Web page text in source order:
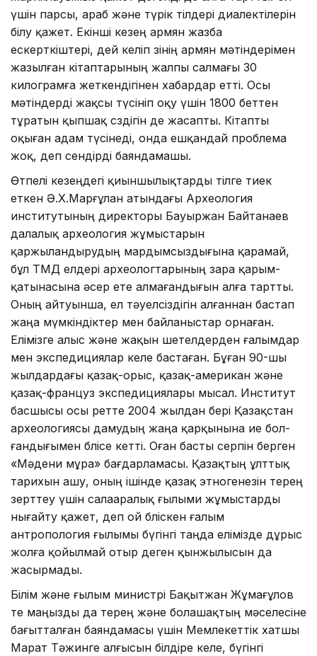
үшін парсы, араб және түрік тілдері диалектілерін
білу қажет. Екінші кезең армян жазба
ескерткіштері, дей келіп өзінің армян мәтіндерімен
жазылған кітаптарының жалпы салмағы 30
килограмға жет­кен­дігінен хабардар етті. Осы
мәтіндерді жақсы түсініп оқу үшін 1800 беттен
тұратын қыпшақ сөздігін де жасапты. Кітапты
оқыған адам түсінеді, онда ешқандай проблема
жоқ, деп сендірді баяндамашы.
Өтпелі кезеңдегі қиыншылықтарды тілге тиек
еткен Ә.Х.Марғұлан атындағы Археология
институтының директоры Бауыржан Байтанаев
далалық археология жұмыстарын
қаржыландырудың мардымсыздығына қарамай,
бұл ТМД елдері археологтарының өзара қарым-
қатынасына әсер ете алмағандығын алға тартты.
Оның айтуынша, ел тәуелсіздігін алғаннан бастап
жаңа мүмкіндіктер мен байланыстар орнаған.
Елімізге алыс және жақын шетелдерден ғалымдар
мен экспедициялар келе бастаған. Бұған 90-шы
жылдардағы қазақ-орыс, қазақ-американ және
қазақ-француз экспедициялары мысал. Институт
басшысы осы ретте 2004 жылдан бері Қазақстан
археология­сы дамудың жаңа қарқынына ие бол­
ған­дығымен бөлісе кетті. Оған бас­ты серпін берген
«Мәдени мұра» бағ­дар­ламасы. Қазақтың ұлттық
тарихын ашу, оның ішінде қазақ этногенезін терең
зерттеу үшін салааралық ғылыми жұмыстарды
нығайту қажет, деп ой бөліскен ғалым
антропология ғылымы бүгінгі таңда елімізде дұрыс
жолға қойылмай отыр деген қынжылысын да
жасырмады.
Білім және ғылым министрі Ба­қыт­жан Жұмағұлов
өте маңызды да терең және болашақтың мәселесіне
бағытталған баяндамасы үшін Мемле­кеттік хатшы
Марат Тәжинге алғысын білдіре келе, бүгінгі